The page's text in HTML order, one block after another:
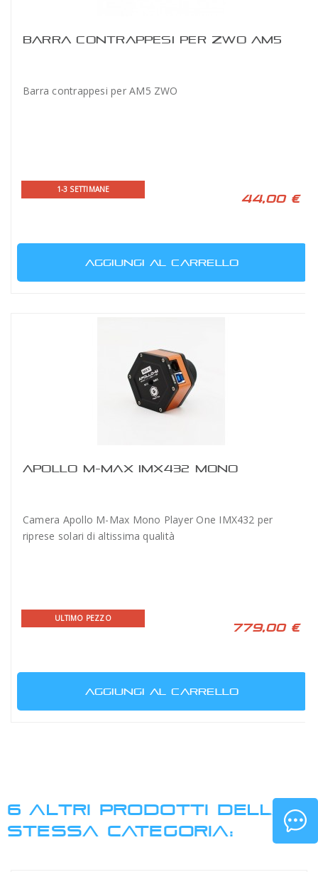
BARRA CONTRAPPESI PER ZWO AM5
Barra contrappesi per AM5 ZWO
1-3 SETTIMANE
44,00 €
AGGIUNGI AL CARRELLO
APOLLO M-MAX IMX432 MONO
Camera Apollo M-Max Mono Player One IMX432 per
riprese solari di altissima qualità
ULTIMO PEZZO
779,00 €
AGGIUNGI AL CARRELLO
6 ALTRI PRODOTTI DELLA
STESSA CATEGORIA: